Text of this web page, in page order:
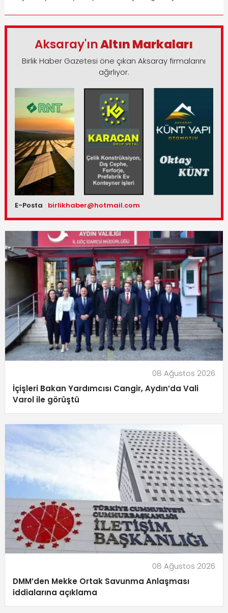
Aksaray'ınAltın Markaları
Birlik Haber Gazetesi öne çıkan Aksaray firmalarını
ağırlıyor.
E-Posta birlikhaber@hotmail.com
08 Ağustos 2026
İçişleri Bakan Yardımcısı Cangir, Aydın’da Vali
Varol ile görüştü
08 Ağustos 2026
DMM’den Mekke Ortak Savunma Anlaşması
iddialarına açıklama